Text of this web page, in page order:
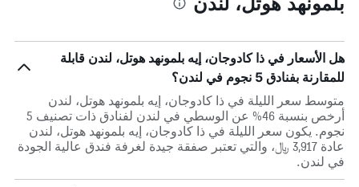
هل الأسعار في ذا كادوجان، إيه بلمونهد هوتل، لندن قابلة
للمقارنة بفنادق 5 نجوم في لندن؟
متوسط سعر الليلة في ذا كادوجان، إيه بلمونهد هوتل، لندن
أرخص بنسبة 46% عن الوسطي في لندن لفنادق ذات تصنيف 5
نجوم. يكون سعر الليلة في ذا كادوجان، إيه بلمونهد هوتل، لندن
عادة 3,917 ﷼، والتي تعتبر صفقة جيدة لغرفة فندق عالية الجودة
في لندن.